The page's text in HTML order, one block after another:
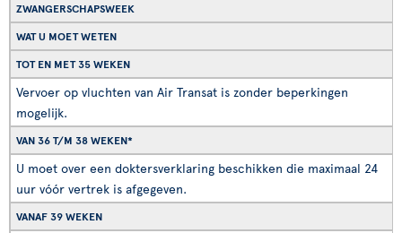
ZWANGERSCHAPSWEEK
WAT U MOET WETEN
TOT EN MET 35 WEKEN
Vervoer op vluchten van Air Transat is zonder beperkingen
mogelijk.
VAN 36 T/M 38 WEKEN*
U moet over een doktersverklaring beschikken die maximaal 24
uur vóór vertrek is afgegeven.
VANAF 39 WEKEN